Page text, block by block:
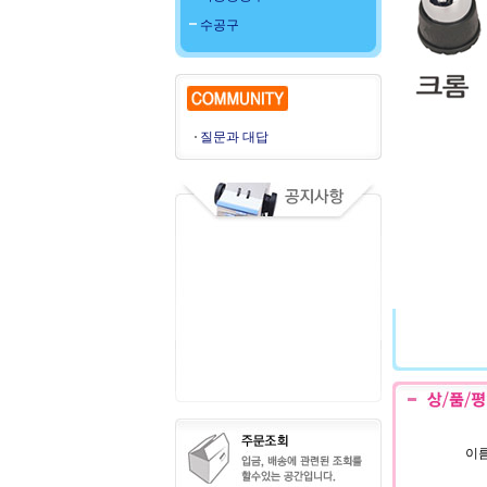
수공구
질문과 대답
이